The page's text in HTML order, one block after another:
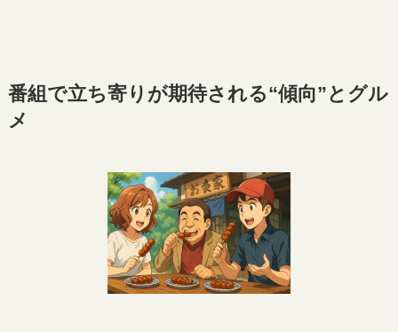
番組で立ち寄りが期待される“傾向”とグル
メ